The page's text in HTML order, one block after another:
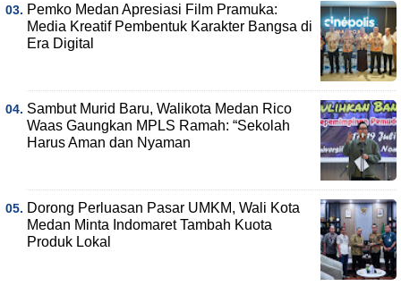
Pemko Medan Apresiasi Film Pramuka:
Media Kreatif Pembentuk Karakter Bangsa di
Era Digital
Sambut Murid Baru, Walikota Medan Rico
Waas Gaungkan MPLS Ramah: “Sekolah
Harus Aman dan Nyaman
Dorong Perluasan Pasar UMKM, Wali Kota
Medan Minta Indomaret Tambah Kuota
Produk Lokal